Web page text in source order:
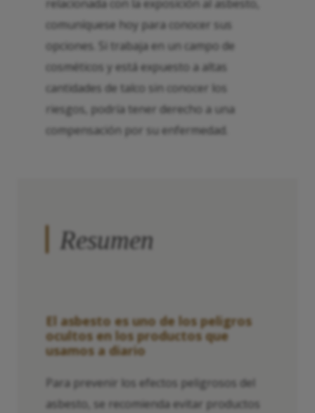
relacionada con la exposición al asbesto,
comuníquese hoy para conocer sus
opciones. Si trabaja en un campo de
cosméticos y está expuesto a altas
cantidades de talco sin conocer los
riesgos, podría tener derecho a una
compensación por su enfermedad.
Resumen
El asbesto es uno de los peligros
ocultos en los productos que
usamos a diario
Para prevenir los efectos peligrosos del
asbesto, se recomienda evitar productos